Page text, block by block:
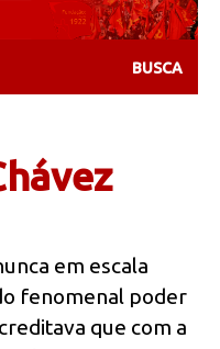
em escala
fenomenal poder
que com a